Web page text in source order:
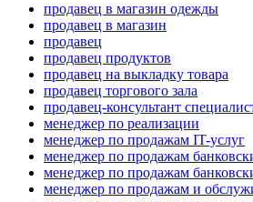
продавец в магазин одежды
продавец в магазин
продавец
продавец продуктов
продавец на выкладку товара
продавец торгового зала
продавец-консультант
менеджер по реализации
менеджер по продажам IT-услуг
менеджер по продажам
менеджер по продажам
менеджер по продажам и